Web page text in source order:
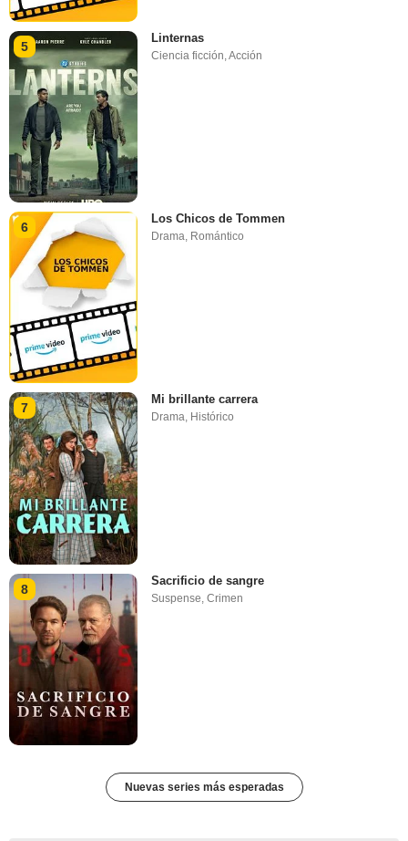
5
Linternas
Ciencia ficción ,Acción
6
Los Chicos de Tommen
Drama, Romántico
7
Mi brillante carrera
Drama, Histórico
8
Sacrificio de sangre
Suspense ,Crimen
Nuevas series más esperadas